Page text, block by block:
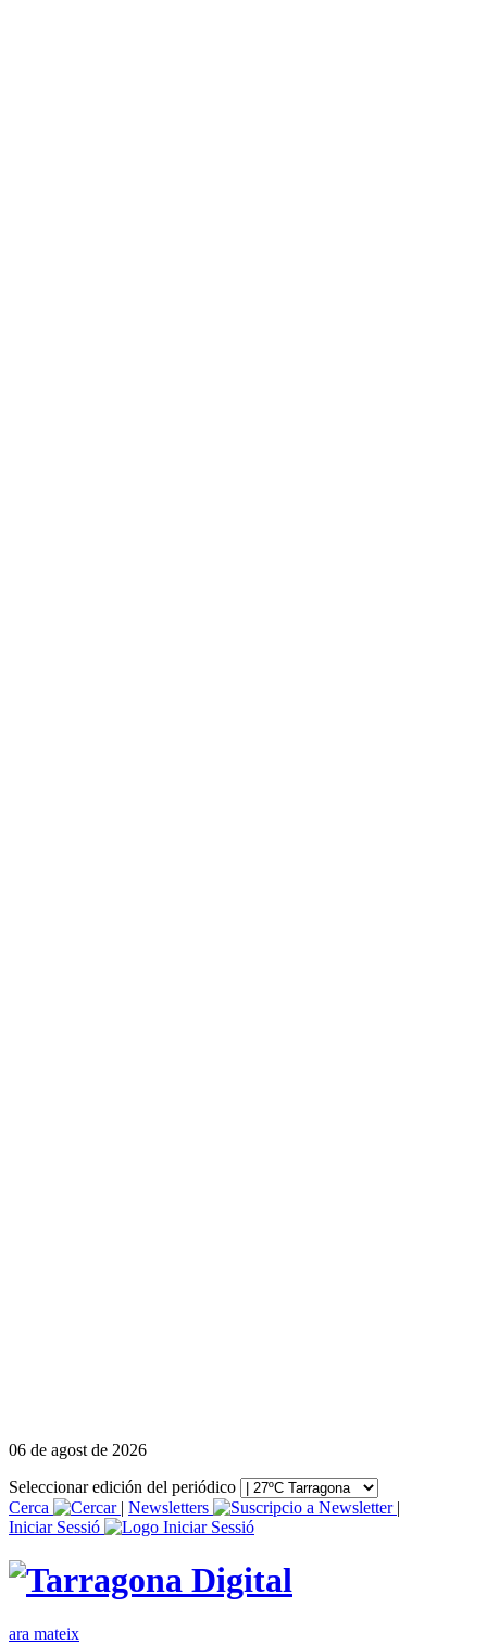
06 de agost de 2026
Seleccionar edición del periódico
Cerca
| Newsletters
|
Iniciar Sessió
ara mateix